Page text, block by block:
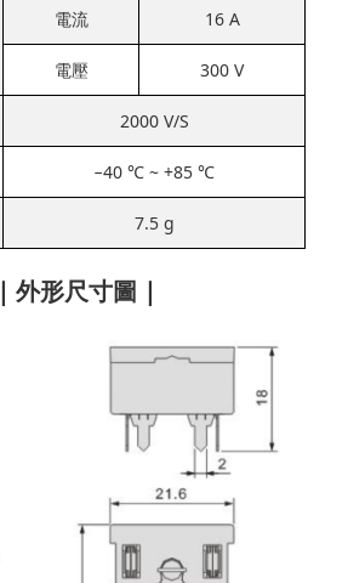
電流 16 A
電壓 300 V
2000 V/S
−40 ℃ ~ +85 ℃
7.5 g
| 外形尺寸圖 |